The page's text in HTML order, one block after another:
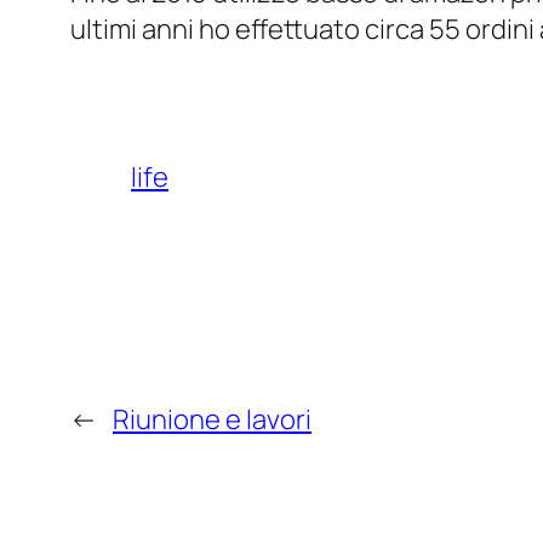
ultimi anni ho effettuato circa 55 ordini
life
← Riunione e lavori